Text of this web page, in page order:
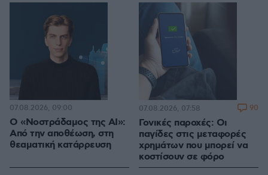
Ο «Νοστράδαμος της AI»:
Από την αποθέωση, στη
θεαματική κατάρρευση
07.08.2026, 09:00
Γονικές παροχές: Οι
παγίδες στις μεταφορές
χρημάτων που μπορεί να
κοστίσουν σε φόρο
07.08.2026, 07:58 90